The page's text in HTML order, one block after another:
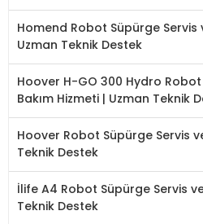
Homend Robot Süpürge Servis
Uzman Teknik Destek
Hoover H-GO 300 Hydro
Bakım Hizmeti | Uzman Teknik
Hoover Robot Süpürge Servis
Teknik Destek
İlife A4 Robot Süpürge Servis
Teknik Destek